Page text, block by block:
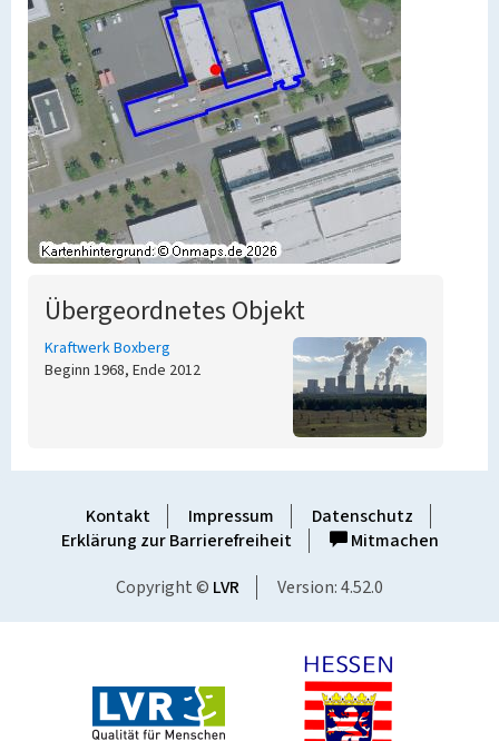
Übergeordnetes Objekt
Kraftwerk Boxberg
Beginn 1968, Ende 2012
Kontakt Impressum
Datenschutz
Erklärung zur Barrierefreiheit
Mitmachen
Copyright © LVR Version: 4.52.0